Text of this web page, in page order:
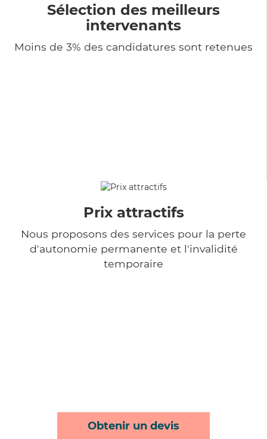
Sélection des meilleurs
intervenants
Moins de 3% des candidatures sont retenues
Prix attractifs
Nous proposons des services pour la perte
d'autonomie permanente et l'invalidité
temporaire
Obtenir un devis